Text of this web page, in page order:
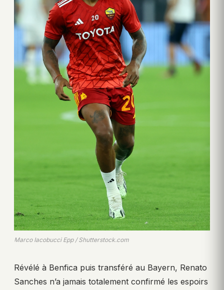
Marco Iacobucci Epp / Shutterstock.com
Révélé à Benfica puis transféré au Bayern, Renato
Sanches n’a jamais totalement confirmé les espoirs